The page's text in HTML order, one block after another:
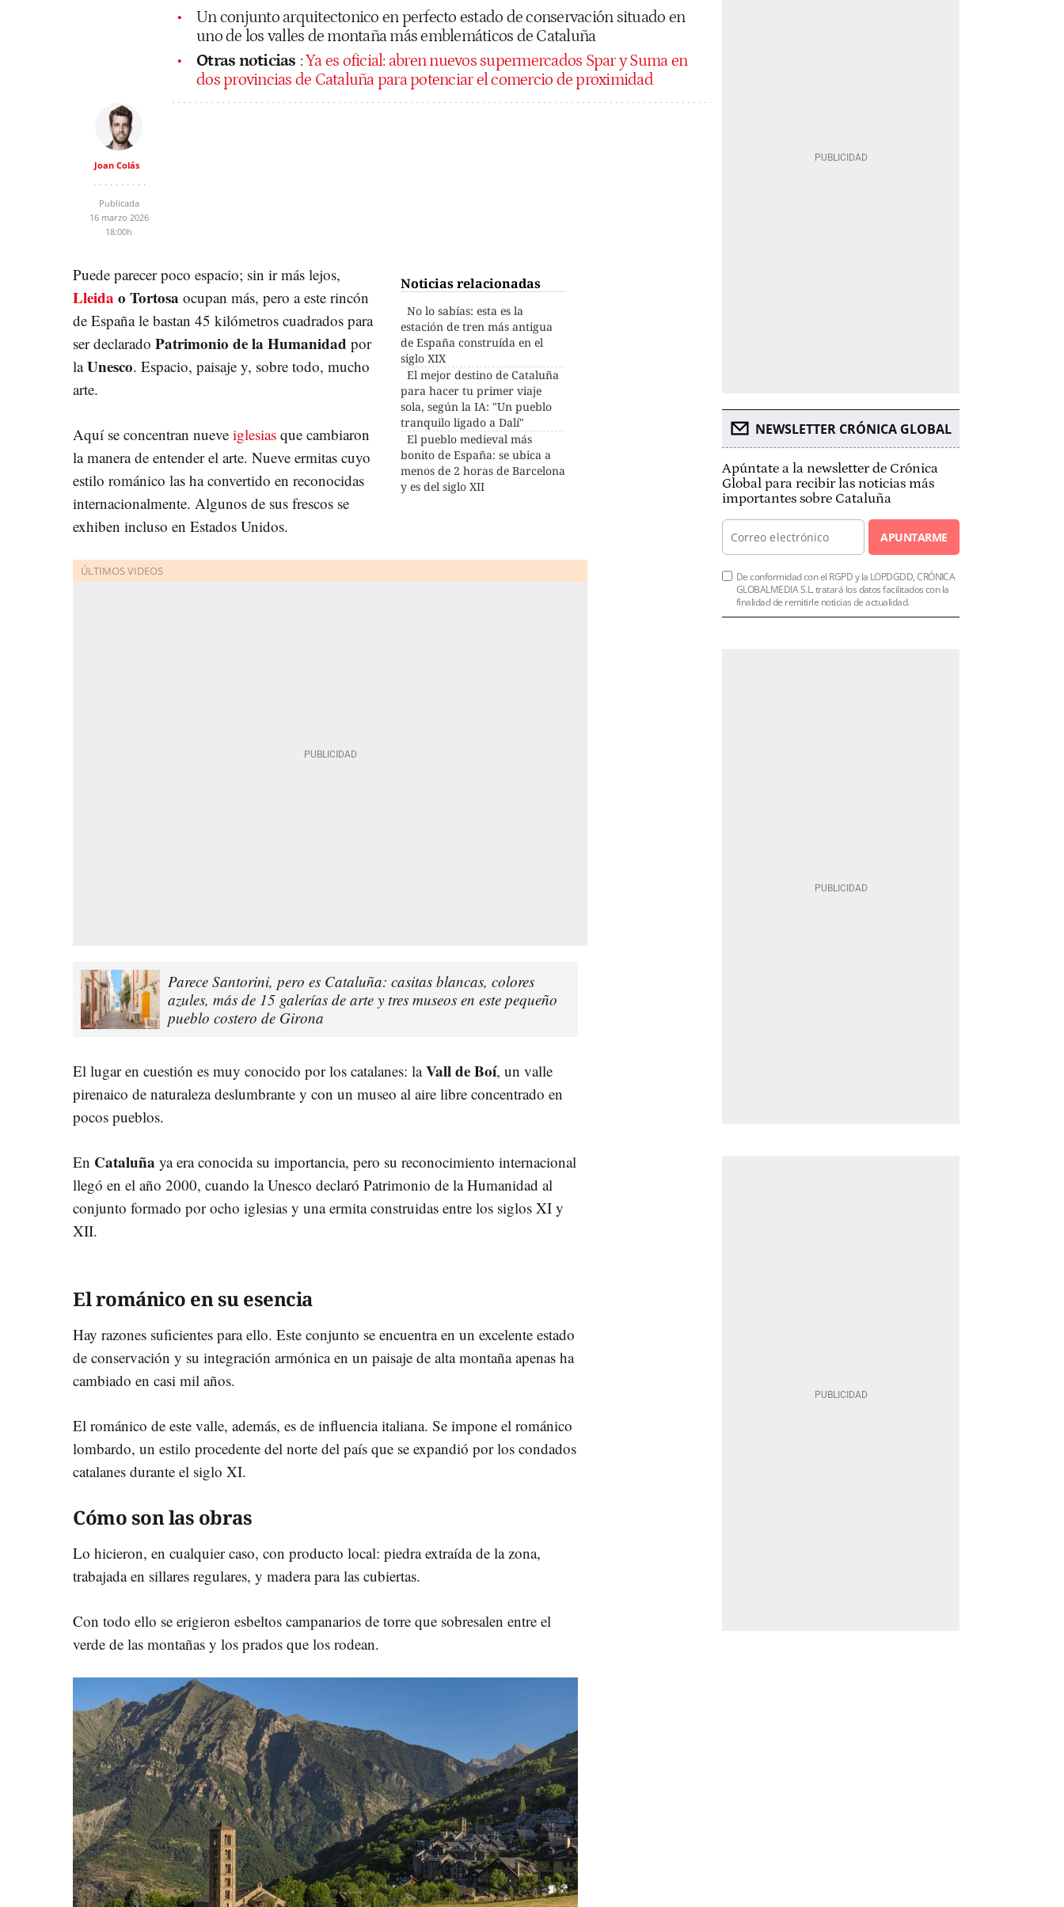
Un conjunto arquitectonico en perfecto estado de conservación situado en
uno de los valles de montaña más emblemáticos de Cataluña
Otras noticias :Ya es oficial: abren nuevos supermercados Spar y Suma en
dos provincias de Cataluña para potenciar el comercio de proximidad
Joan Colás
Publicada
16 marzo 2026
18:00h
Noticias relacionadas
No lo sabías: esta es la
estación de tren más antigua
de España construída en el
siglo XIX
El mejor destino de Cataluña
para hacer tu primer viaje
sola, según la IA: "Un pueblo
tranquilo ligado a Dalí"
El pueblo medieval más
bonito de España: se ubica a
menos de 2 horas de Barcelona
y es del siglo XII
Puede parecer poco espacio; sin ir más lejos,
Lleida o Tortosa ocupan más, pero a este rincón
de España le bastan 45 kilómetros cuadrados para
ser declarado Patrimonio de la Humanidad por
laUnesco. Espacio, paisaje y, sobre todo, mucho
arte.
Aquí se concentran nueve iglesias que cambiaron
la manera de entender el arte. Nueve ermitas cuyo
estilo románico las ha convertido en reconocidas
internacionalmente. Algunos de sus frescos se
exhiben incluso en Estados Unidos.
Parece Santorini, pero es Cataluña: casitas blancas, colores
azules, más de 15 galerías de arte y tres museos en este pequeño
pueblo costero de Girona
El lugar en cuestión es muy conocido por los catalanes: laVall de Boí, un valle
pirenaico de naturaleza deslumbrante y con un museo al aire libre concentrado en
pocos pueblos.
En Cataluña ya era conocida su importancia, pero su reconocimiento internacional
llegó en el año 2000, cuando la Unesco declaró Patrimonio de la Humanidad al
conjunto formado por ocho iglesias y una ermita construidas entre los siglos XI y
XII.
El románico en su esencia
Hay razones suficientes para ello. Este conjunto se encuentra en un excelente estado
de conservación y su integración armónica en un paisaje de alta montaña apenas ha
cambiado en casi mil años.
El románico de este valle, además, es de influencia italiana. Se impone el románico
lombardo, un estilo procedente del norte del país que se expandió por los condados
catalanes durante el siglo XI.
Cómo son las obras
Lo hicieron, en cualquier caso, con producto local: piedra extraída de la zona,
trabajada en sillares regulares, y madera para las cubiertas.
Con todo ello se erigieron esbeltos campanarios de torre que sobresalen entre el
verde de las montañas y los prados que los rodean.
NEWSLETTER CRÓNICA GLOBAL
Apúntate a la newsletter de Crónica
Global para recibir las noticias más
importantes sobre Cataluña
APUNTARME
De conformidad con el RGPD y la LOPDGDD, CRÓNICA
GLOBALMEDIA S.L. tratará los datos facilitados con la
finalidad de remitirle noticias de actualidad.